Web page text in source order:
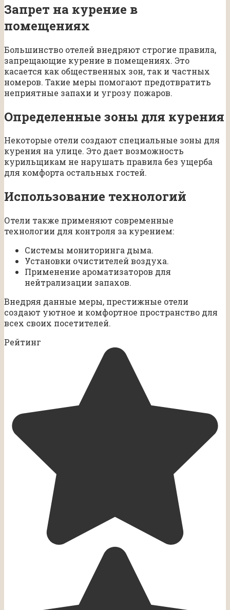
Запрет на курение в
помещениях
Большинство отелей внедряют строгие правила,
запрещающие курение в помещениях. Это
касается как общественных зон, так и частных
номеров. Такие меры помогают предотвратить
неприятные запахи и угрозу пожаров.
Определенные зоны для курения
Некоторые отели создают специальные зоны для
курения на улице. Это дает возможность
курильщикам не нарушать правила без ущерба
для комфорта остальных гостей.
Использование технологий
Отели также применяют современные
технологии для контроля за курением:
Системы мониторинга дыма.
Установки очистителей воздуха.
Применение ароматизаторов для
нейтрализации запахов.
Внедряя данные меры, престижные отели
создают уютное и комфортное пространство для
всех своих посетителей.
Рейтинг